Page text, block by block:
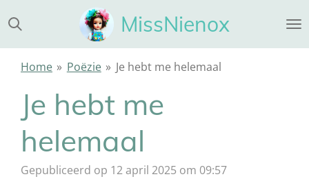
direct
naar
MissNienox
Home » Poëzie » Je hebt me helemaal
Je hebt me
helemaal
Gepubliceerd op 12 april 2025 om 09:57